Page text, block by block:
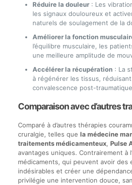
Réduire la douleur: Les
les signaux douloureux et
naturels de soulagement de la
Améliorer la fonction
l’équilibre musculaire, les
une meilleure amplitude de
Accélérer la récupération: La
à régénérer les tissus,
convalescence post-
Comparaison avec d’autres
Comparé à d’autres thérapies
cruralgie, telles que la médecine
traitements médicamenteux, Pulse
avantages uniques. Contrairement à
médicaments, qui peuvent avoir des
indésirables et créer une
privilégie une intervention douce,